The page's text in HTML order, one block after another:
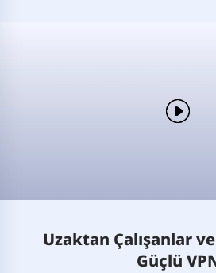
Uzaktan Çalışanlar
Güçlü